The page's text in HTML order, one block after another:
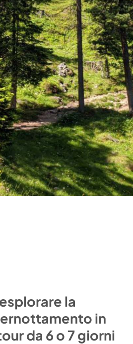
la
in
da 6 o 7 giorni